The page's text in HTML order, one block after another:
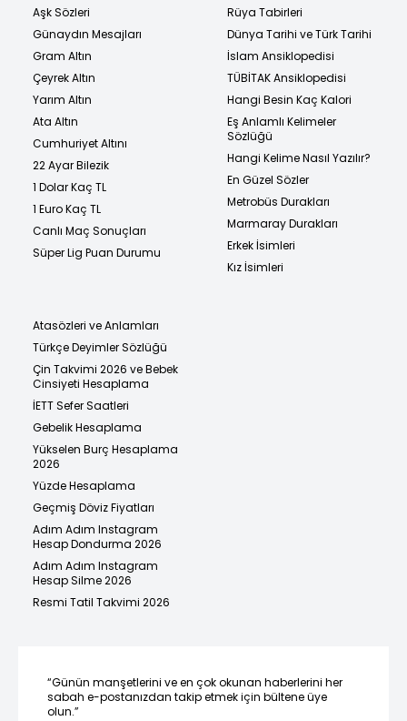
Aşk Sözleri
Günaydın Mesajları
Gram Altın
Çeyrek Altın
Yarım Altın
Ata Altın
Cumhuriyet Altını
22 Ayar Bilezik
1 Dolar Kaç TL
1 Euro Kaç TL
Canlı Maç Sonuçları
Süper Lig Puan Durumu
Rüya Tabirleri
Dünya Tarihi ve Türk Tarihi
İslam Ansiklopedisi
TÜBİTAK Ansiklopedisi
Hangi Besin Kaç Kalori
Eş Anlamlı Kelimeler
Sözlüğü
Hangi Kelime Nasıl Yazılır?
En Güzel Sözler
Metrobüs Durakları
Marmaray Durakları
Erkek İsimleri
Kız İsimleri
Atasözleri ve Anlamları
Türkçe Deyimler Sözlüğü
Çin Takvimi 2026 ve Bebek
Cinsiyeti Hesaplama
İETT Sefer Saatleri
Gebelik Hesaplama
Yükselen Burç Hesaplama
2026
Yüzde Hesaplama
Geçmiş Döviz Fiyatları
Adım Adım Instagram
Hesap Dondurma 2026
Adım Adım Instagram
Hesap Silme 2026
Resmi Tatil Takvimi 2026
“Günün manşetlerini ve en çok okunan haberlerini her
sabah e-postanızdan takip etmek için bültene üye
olun.”